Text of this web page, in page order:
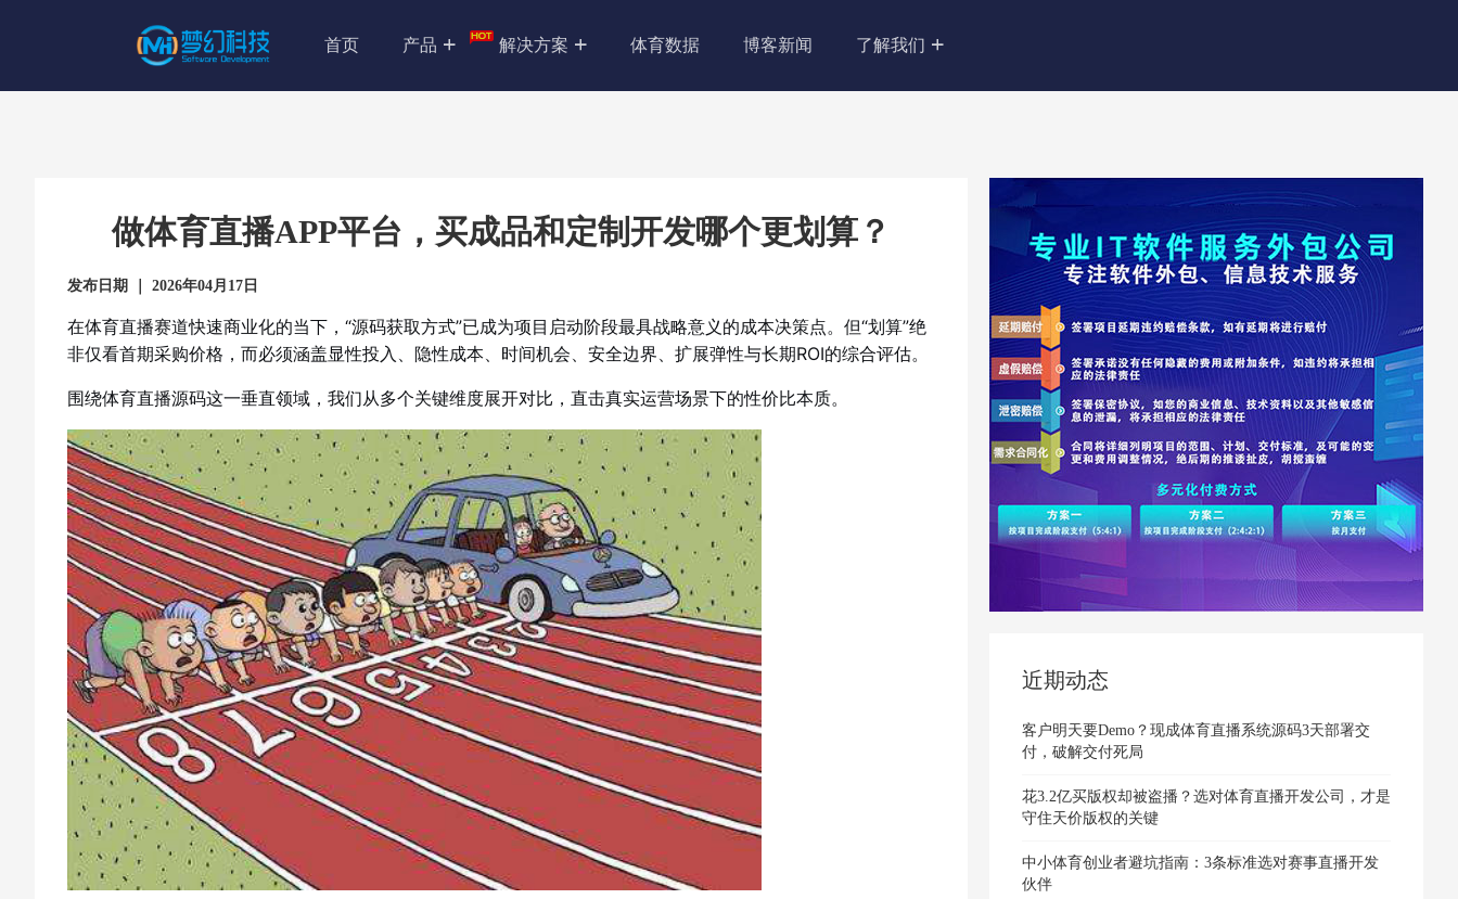
首页 产品 解决方案 体育数据 博客新闻 了解我们
做体育直播APP平台，买成品和定制开发哪个更划算？
发布日期 ｜ 2026年04月17日
在体育直播赛道快速商业化的当下，“源码获取方式”已成为项目启动阶段最具战略意义的成本决策点。但“划算”绝
非仅看首期采购价格，而必须涵盖显性投入、隐性成本、时间机会、安全边界、扩展弹性与长期ROI的综合评估。
围绕体育直播源码这一垂直领域，我们从多个关键维度展开对比，直击真实运营场景下的性价比本质。
近期动态
客户明天要Demo？现成体育直播系统源码3天部署交
付，破解交付死局
花3.2亿买版权却被盗播？选对体育直播开发公司，才是
守住天价版权的关键
中小体育创业者避坑指南：3条标准选对赛事直播开发
伙伴